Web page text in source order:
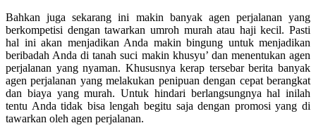
Bahkan juga sekarang ini makin banyak agen perjalanan yang
berkompetisi dengan tawarkan umroh murah atau haji kecil. Pasti
hal ini akan menjadikan Anda makin bingung untuk menjadikan
beribadah Anda di tanah suci makin khusyu’ dan menentukan agen
perjalanan yang nyaman. Khususnya kerap tersebar berita banyak
agen perjalanan yang melakukan penipuan dengan cepat berangkat
dan biaya yang murah. Untuk hindari berlangsungnya hal inilah
tentu Anda tidak bisa lengah begitu saja dengan promosi yang di
tawarkan oleh agen perjalanan.